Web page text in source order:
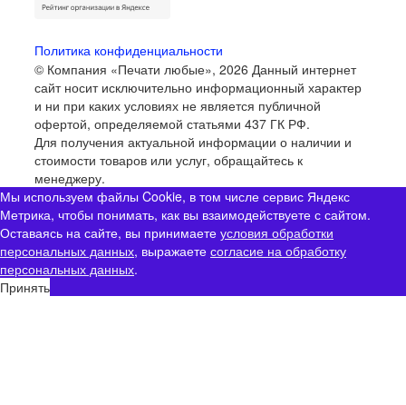
Политика конфиденциальности
© Компания «Печати любые», 2026 Данный интернет
сайт носит исключительно информационный характер
и ни при каких условиях не является публичной
офертой, определяемой статьями 437 ГК РФ.
Для получения актуальной информации о наличии и
стоимости товаров или услуг, обращайтесь к
менеджеру.
Мы используем файлы Cookie, в том числе сервис Яндекс
Метрика, чтобы понимать, как вы взаимодействуете с сайтом.
Оставаясь на сайте, вы принимаете условия обработки
персональных данных, выражаете согласие на обработку
персональных данных.
Принять